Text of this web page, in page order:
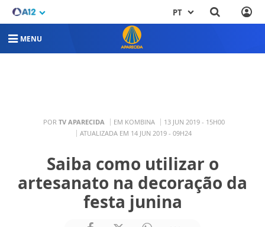
PT
MENU
POR TV APARECIDA EM KOMBINA
13 JUN 2019 - 15H00
ATUALIZADA EM 14 JUN 2019 - 09H24
Saiba como utilizar o
artesanato na decoração da
festa junina